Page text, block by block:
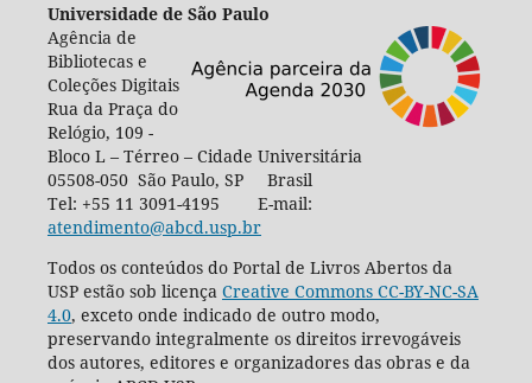
Universidade de São Paulo
Agência de
Bibliotecas e
Coleções Digitais
Rua da Praça do
Relógio, 109 -
Bloco L – Térreo – Cidade Universitária
05508-050 São Paulo, SP Brasil
Tel: +55 11 3091-4195 E-mail:
atendimento@abcd.usp.br
Todos os conteúdos do Portal de Livros Abertos da
USP estão sob licença Creative Commons CC-BY-NC-SA
4.0, exceto onde indicado de outro modo,
preservando integralmente os direitos irrevogáveis
dos autores, editores e organizadores das obras e da